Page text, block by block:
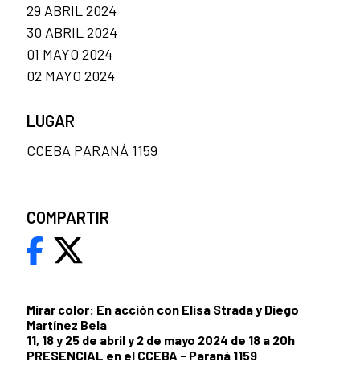
Mirar color: En acción con Elisa Strada y Diego
Martínez Bela
11, 18 y 25 de abril y 2 de mayo 2024 de 18 a 20h
PRESENCIAL en el CCEBA - Paraná 1159
29 ABRIL 2024
30 ABRIL 2024
01 MAYO 2024
02 MAYO 2024
LUGAR
CCEBA PARANÁ 1159
COMPARTIR